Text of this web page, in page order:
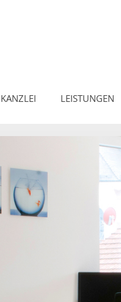
KANZLEI LEISTUNGEN